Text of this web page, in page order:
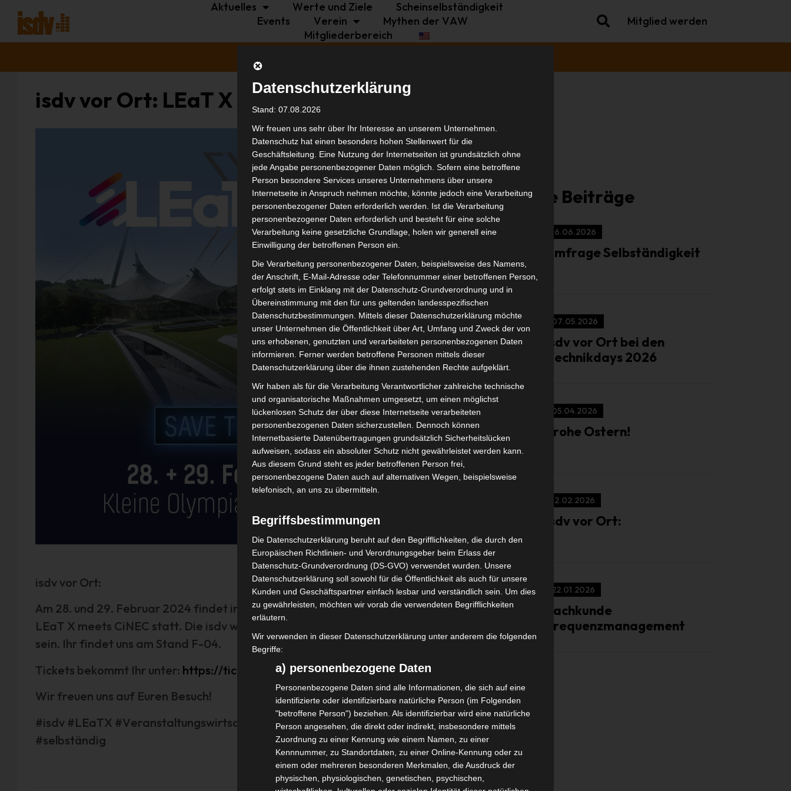
Aktuelles Werte und Ziele
Scheinselbständigkeit
Events
Verein
Mythen der VAW
Mitgliederbereich
Mitglied werden
isdv vor Ort: LEaT X
isdv vor Ort:
Am 28. und 29. Februar 2024 findet in München, Kleine Olympiahalle, die
LEaT X meets CiNEC statt. Die isdv wird mit einem Messestand vertreten
sein. Ihr findet uns am Stand F-04.
Tickets bekommt Ihr unter: https://tickets.leatcon.com
Wir freuen uns auf Euren Besuch!
#isdv #LEaTX #Veranstaltungswirtschaft #WirGemeinsamJetzt
#selbständig
Ähnliche Beiträge
16.06.2026
Umfrage Selbständigkeit
07.05.2026
isdv vor Ort bei den
Technikdays 2026
05.04.2026
Frohe Ostern!
12.02.2026
isdv vor Ort:
22.01.2026
Sachkunde
Frequenzmanagement
Datenschutzerklärung
Stand: 07.08.2026
Wir freuen uns sehr über Ihr Interesse an unserem Unternehmen.
Datenschutz hat einen besonders hohen Stellenwert für die
Geschäftsleitung. Eine Nutzung der Internetseiten ist grundsätzlich ohne
jede Angabe personenbezogener Daten möglich. Sofern eine betroffene
Person besondere Services unseres Unternehmens über unsere
Internetseite in Anspruch nehmen möchte, könnte jedoch eine Verarbeitung
personenbezogener Daten erforderlich werden. Ist die Verarbeitung
personenbezogener Daten erforderlich und besteht für eine solche
Verarbeitung keine gesetzliche Grundlage, holen wir generell eine
Einwilligung der betroffenen Person ein.
Die Verarbeitung personenbezogener Daten, beispielsweise des Namens,
der Anschrift, E-Mail-Adresse oder Telefonnummer einer betroffenen Person,
erfolgt stets im Einklang mit der Datenschutz-Grundverordnung und in
Übereinstimmung mit den für uns geltenden landesspezifischen
Datenschutzbestimmungen. Mittels dieser Datenschutzerklärung möchte
unser Unternehmen die Öffentlichkeit über Art, Umfang und Zweck der von
uns erhobenen, genutzten und verarbeiteten personenbezogenen Daten
informieren. Ferner werden betroffene Personen mittels dieser
Datenschutzerklärung über die ihnen zustehenden Rechte aufgeklärt.
Wir haben als für die Verarbeitung Verantwortlicher zahlreiche technische
und organisatorische Maßnahmen umgesetzt, um einen möglichst
lückenlosen Schutz der über diese Internetseite verarbeiteten
personenbezogenen Daten sicherzustellen. Dennoch können
Internetbasierte Datenübertragungen grundsätzlich Sicherheitslücken
aufweisen, sodass ein absoluter Schutz nicht gewährleistet werden kann.
Aus diesem Grund steht es jeder betroffenen Person frei,
personenbezogene Daten auch auf alternativen Wegen, beispielsweise
telefonisch, an uns zu übermitteln.
Begriffsbestimmungen
Die Datenschutzerklärung beruht auf den Begrifflichkeiten, die durch den
Europäischen Richtlinien- und Verordnungsgeber beim Erlass der
Datenschutz-Grundverordnung (DS-GVO) verwendet wurden. Unsere
Datenschutzerklärung soll sowohl für die Öffentlichkeit als auch für unsere
Kunden und Geschäftspartner einfach lesbar und verständlich sein. Um dies
zu gewährleisten, möchten wir vorab die verwendeten Begrifflichkeiten
erläutern.
Wir verwenden in dieser Datenschutzerklärung unter anderem die folgenden
Begriffe:
a) personenbezogene Daten
Personenbezogene Daten sind alle Informationen, die sich auf eine
identifizierte oder identifizierbare natürliche Person (im Folgenden
"betroffene Person") beziehen. Als identifizierbar wird eine natürliche
Person angesehen, die direkt oder indirekt, insbesondere mittels
Zuordnung zu einer Kennung wie einem Namen, zu einer
Kennnummer, zu Standortdaten, zu einer Online-Kennung oder zu
einem oder mehreren besonderen Merkmalen, die Ausdruck der
physischen, physiologischen, genetischen, psychischen,